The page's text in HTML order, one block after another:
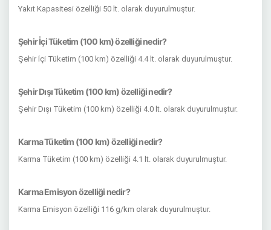
Yakıt Kapasitesi özelliği 50 lt. olarak duyurulmuştur.
Şehir İçi Tüketim (100 km) özelliği nedir?
Şehir İçi Tüketim (100 km) özelliği 4.4 lt. olarak duyurulmuştur.
Şehir Dışı Tüketim (100 km) özelliği nedir?
Şehir Dışı Tüketim (100 km) özelliği 4.0 lt. olarak duyurulmuştur.
Karma Tüketim (100 km) özelliği nedir?
Karma Tüketim (100 km) özelliği 4.1 lt. olarak duyurulmuştur.
Karma Emisyon özelliği nedir?
Karma Emisyon özelliği 116 g/km olarak duyurulmuştur.